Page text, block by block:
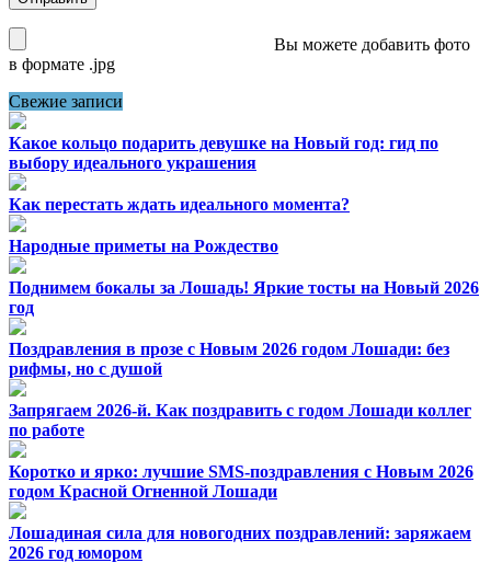
Вы можете добавить фото
в формате .jpg
Свежие записи
Какое кольцо подарить девушке на Новый год: гид по
выбору идеального украшения
Как перестать ждать идеального момента?
Народные приметы на Рождество
Поднимем бокалы за Лошадь! Яркие тосты на Новый 2026
год
Поздравления в прозе с Новым 2026 годом Лошади: без
рифмы, но с душой
Запрягаем 2026-й. Как поздравить с годом Лошади коллег
по работе
Коротко и ярко: лучшие SMS-поздравления с Новым 2026
годом Красной Огненной Лошади
Лошадиная сила для новогодних поздравлений: заряжаем
2026 год юмором